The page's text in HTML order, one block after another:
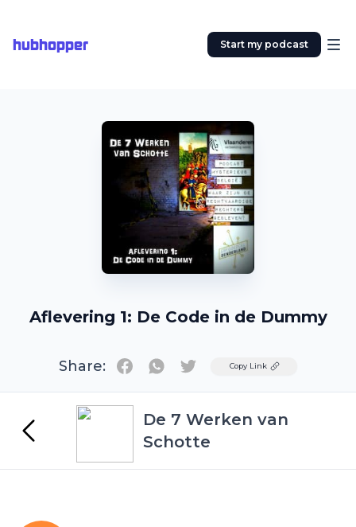
hubhopper Start my podcast
Aflevering 1: De Code in de Dummy
Share: TwitterCopy Link
De 7 Werken van
Schotte